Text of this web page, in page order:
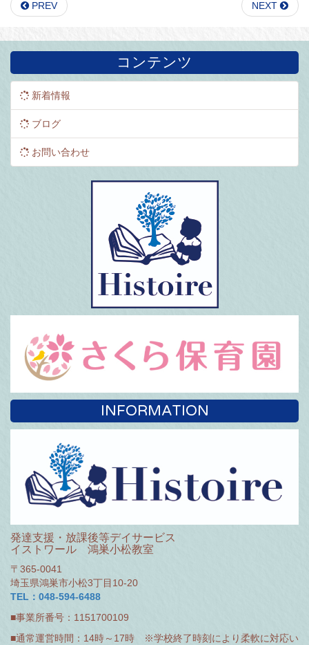
PREV NEXT
コンテンツ
新着情報
ブログ
お問い合わせ
INFORMATION
発達支援・放課後等デイサービス
イストワール 鴻巣小松教室
〒365-0041
埼玉県鴻巣市小松3丁目10-20
TEL：048-594-6488
■事業所番号：1151700109
■通常運営時間：14時～17時 ※学校終了時刻により柔軟に対応い